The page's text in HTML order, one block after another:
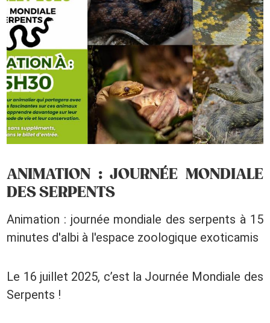
ANIMATION : JOURNÉE MONDIALE
DES SERPENTS
Animation : journée mondiale des serpents à 15
minutes d'albi à l'espace zoologique exoticamis
Le 16 juillet 2025, c’est la Journée Mondiale des
Serpents !